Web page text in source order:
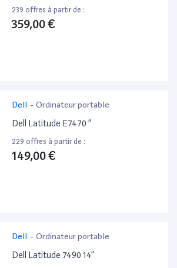
239 offres à partir de :
359,00 €
Dell - Ordinateur portable
Dell Latitude E7470 ”
229 offres à partir de :
149,00 €
Dell - Ordinateur portable
Dell Latitude 7490 14”